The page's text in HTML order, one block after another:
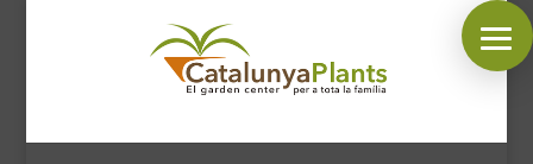
SÍGUENOS EN: